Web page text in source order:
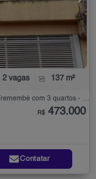
2 vagas 137 m²
Condomínio Fechado à Venda no Tremembé com 3 quartos - 137 m²
R$ 473.000
Contatar